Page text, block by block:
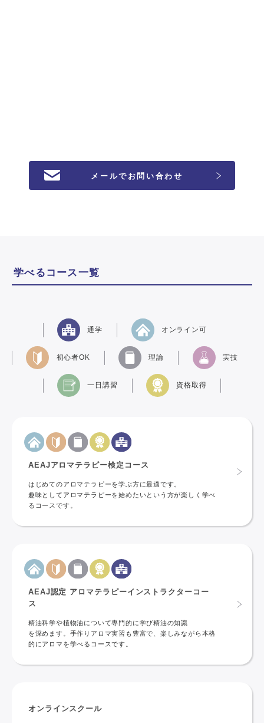
メールでお問い合わせ
学べるコース一覧
通学 オンライン可
初心者OK 理論 実技
一日講習 資格取得
AEAJアロマテラピー検定コース
はじめてのアロマテラピーを学ぶ方に最適です。
趣味としてアロマテラピーを始めたいという方が楽しく学べ
るコースです。
AEAJ認定 アロマテラピーインストラクターコー
ス
精油科学や植物油について専門的に学び精油の知識
を深めます。手作りアロマ実習も豊富で、楽しみながら本格
的にアロマを学べるコースです。
オンラインスクール